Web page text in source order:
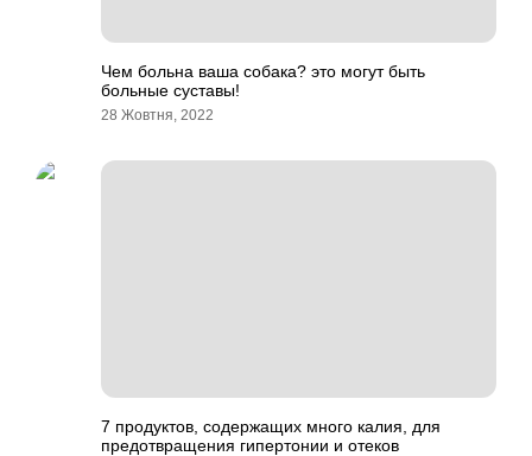
Чем больна ваша собака? это могут быть
больные суставы!
28 Жовтня, 2022
7 продуктов, содержащих много калия, для
предотвращения гипертонии и отеков